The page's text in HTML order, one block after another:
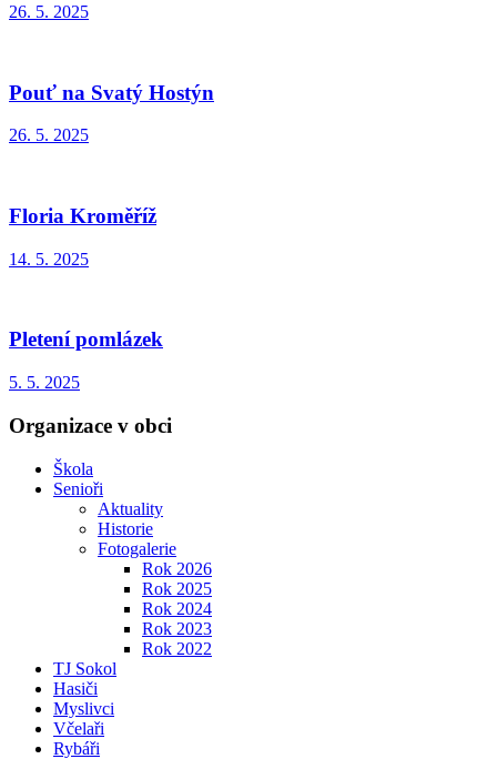
26. 5. 2025
Pouť na Svatý Hostýn
26. 5. 2025
Floria Kroměříž
14. 5. 2025
Pletení pomlázek
5. 5. 2025
Organizace v obci
Škola
Senioři
Aktuality
Historie
Fotogalerie
Rok 2026
Rok 2025
Rok 2024
Rok 2023
Rok 2022
TJ Sokol
Hasiči
Myslivci
Včelaři
Rybáři